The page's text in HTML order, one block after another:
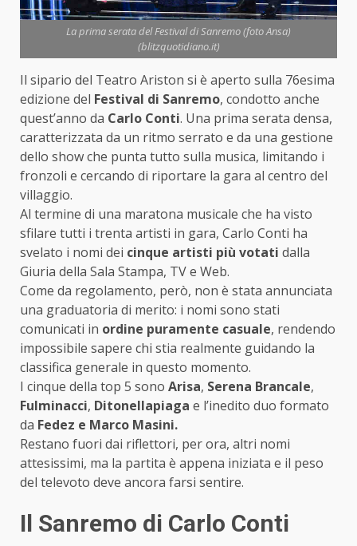
La prima serata del Festival di Sanremo (foto Ansa)
(blitzquotidiano.it)
Il sipario del Teatro Ariston si è aperto sulla 76esima
edizione del Festival di Sanremo, condotto anche
quest’anno da Carlo Conti. Una prima serata densa,
caratterizzata da un ritmo serrato e da una gestione
dello show che punta tutto sulla musica, limitando i
fronzoli e cercando di riportare la gara al centro del
villaggio.
Al termine di una maratona musicale che ha visto
sfilare tutti i trenta artisti in gara, Carlo Conti ha
svelato i nomi dei cinque artisti più votati dalla
Giuria della Sala Stampa, TV e Web.
Come da regolamento, però, non è stata annunciata
una graduatoria di merito: i nomi sono stati
comunicati in ordine puramente casuale, rendendo
impossibile sapere chi stia realmente guidando la
classifica generale in questo momento.
I cinque della top 5 sono Arisa, Serena Brancale,
Fulminacci, Ditonellapiaga e l’inedito duo formato
da Fedez e Marco Masini.
Restano fuori dai riflettori, per ora, altri nomi
attesissimi, ma la partita è appena iniziata e il peso
del televoto deve ancora farsi sentire.
Il Sanremo di Carlo Conti